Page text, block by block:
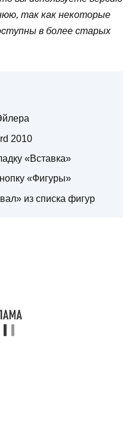
так как некоторые
в более старых
2010
«Вставка»
«Фигуры»
из списка фигур